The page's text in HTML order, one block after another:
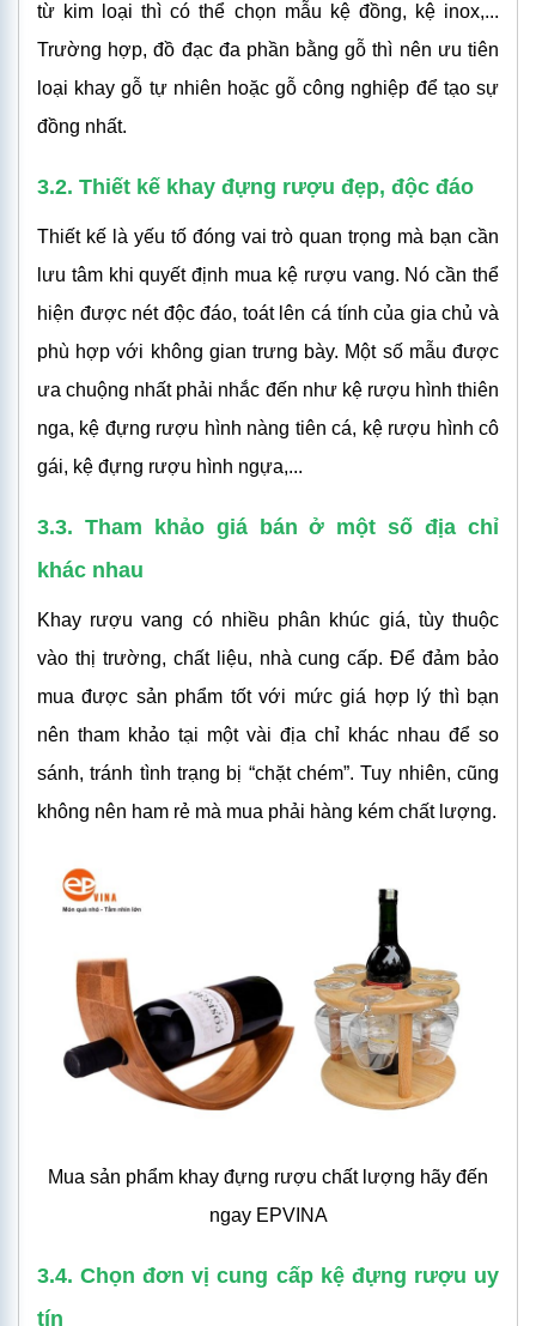
từ kim loại thì có thể chọn mẫu kệ đồng, kệ inox,...
Trường hợp, đồ đạc đa phần bằng gỗ thì nên ưu tiên
loại khay gỗ tự nhiên hoặc gỗ công nghiệp để tạo sự
đồng nhất.
3.2. Thiết kế khay đựng rượu đẹp, độc đáo
Thiết kế là yếu tố đóng vai trò quan trọng mà bạn cần
lưu tâm khi quyết định mua kệ rượu vang. Nó cần thể
hiện được nét độc đáo, toát lên cá tính của gia chủ và
phù hợp với không gian trưng bày. Một số mẫu được
ưa chuộng nhất phải nhắc đến như kệ rượu hình thiên
nga, kệ đựng rượu hình nàng tiên cá, kệ rượu hình cô
gái, kệ đựng rượu hình ngựa,...
3.3. Tham khảo giá bán ở một số địa chỉ
khác nhau
Khay rượu vang có nhiều phân khúc giá, tùy thuộc
vào thị trường, chất liệu, nhà cung cấp. Để đảm bảo
mua được sản phẩm tốt với mức giá hợp lý thì bạn
nên tham khảo tại một vài địa chỉ khác nhau để so
sánh, tránh tình trạng bị “chặt chém”. Tuy nhiên, cũng
không nên ham rẻ mà mua phải hàng kém chất lượng.
Mua sản phẩm khay đựng rượu chất lượng hãy đến
ngay EPVINA
3.4. Chọn đơn vị cung cấp kệ đựng rượu uy
tín